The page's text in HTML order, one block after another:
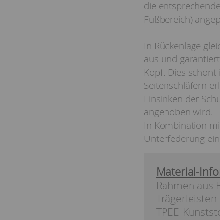
die
Fußbereich)
In Rückenlage
aus und
Kopf. Dies schont
Seitenschläfern
Einsinken der
angehoben wird.
In Kombination
Unterfederung
Material-
Rahmen aus
Trägerleisten
TPEE-